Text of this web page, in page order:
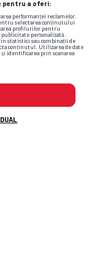
pentru a oferi:
performanței reclamelor.
selectarea conținutului
profilurilor pentru
personalizată.
statistici sau combinații de
conținutul. Utilizarea de date
identificarea prin scanarea